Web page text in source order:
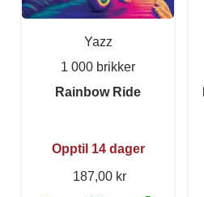
Yazz
1 000 brikker
Rainbow Ride
Opptil 14 dager
187,00 kr